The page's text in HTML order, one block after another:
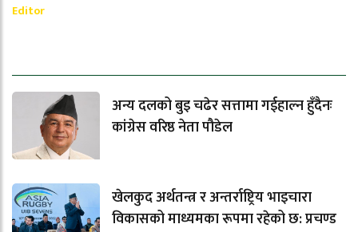
Editor
अन्य दलको बुइ चढेर सत्तामा गईहाल्न हुँदैनः
कांग्रेस वरिष्ठ नेता पौडेल
खेलकुद अर्थतन्त्र र अन्तर्राष्ट्रिय भाइचारा
विकासको माध्यमका रूपमा रहेको छ: प्रचण्ड